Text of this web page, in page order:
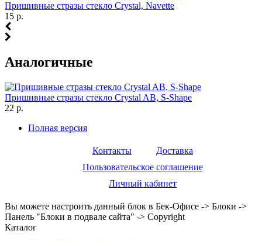
Пришивные стразы стекло Crystal, Navette
15 р.
Аналогичные
Пришивные стразы стекло Crystal AB, S-Shape
22 р.
Полная версия
Контакты
Доставка
Пользовательское соглашение
Личный кабинет
Вы можете настроить данный блок в Бек-Офисе -> Блоки ->
Панель "Блоки в подвале сайта" -> Copyright
Каталог